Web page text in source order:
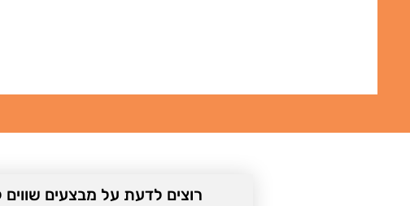
רוצים לדעת על מבצעים שווים